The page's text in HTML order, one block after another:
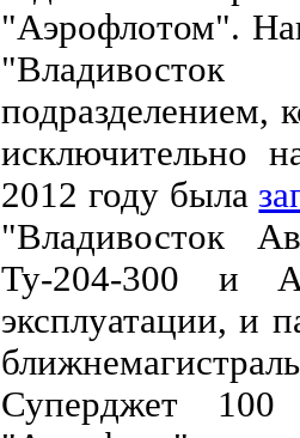
"Аэрофлотом".
подразделением,
исключительно
2012 году была
"Владивосток
Ту-204-300 и
эксплуатации, и
Суперджет